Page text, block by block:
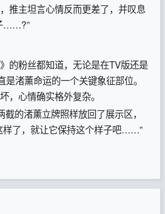
推主坦言心情反而更差了，并叹息
……?”
粉丝都知道，无论是在TV版还是
是渚薰命运的一个关键象征部位。
，心情确实格外复杂。
的渚薰立牌照样放回了展示区，
了，就让它保持这个样子吧……”